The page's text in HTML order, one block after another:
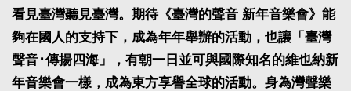
看見臺灣聽見臺灣。期待《臺灣的聲音 新年音樂會》能
夠在國人的支持下，成為年年舉辦的活動，也讓「臺灣
聲音･傳揚四海」，有朝一日並可與國際知名的維也納新
年音樂會一樣，成為東方享譽全球的活動。身為灣聲樂